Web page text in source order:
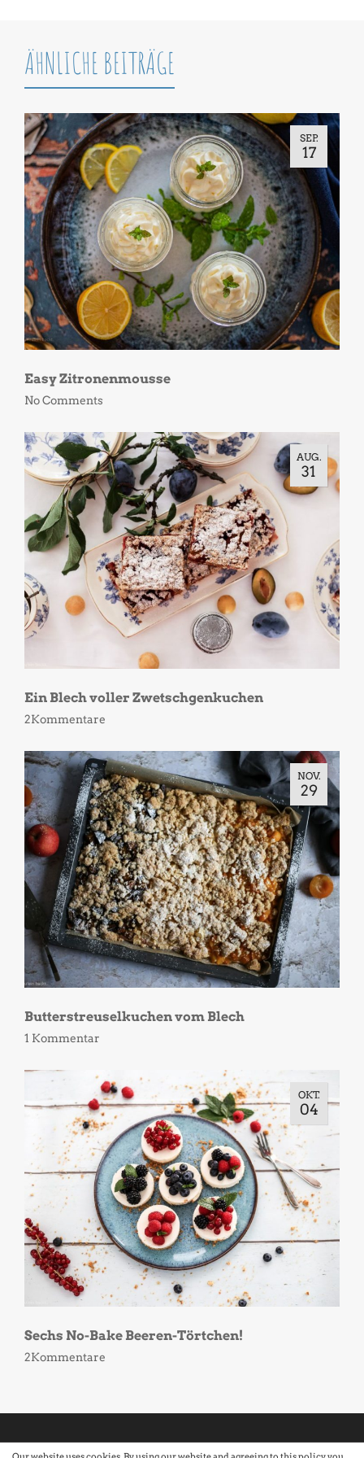
ÄHNLICHE BEITRÄGE
SEP.
17
Easy Zitronenmousse
No Comments
AUG.
31
Ein Blech voller Zwetschgenkuchen
2Kommentare
NOV.
29
Butterstreuselkuchen vom Blech
1 Kommentar
OKT.
04
Sechs No-Bake Beeren-Törtchen!
2Kommentare